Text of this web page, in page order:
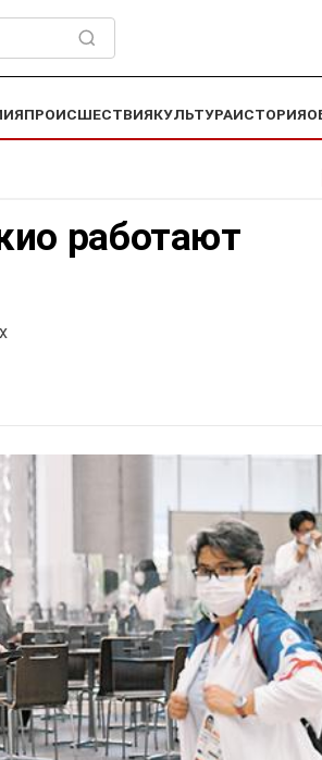
ПРОИСШЕСТВИЯКУЛЬТУРАИСТОРИЯ
работают